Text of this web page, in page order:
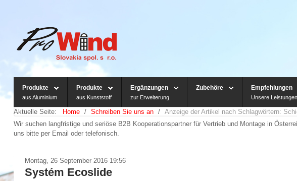
Produkte
aus Aluminium
Produkte
aus Kunststoff
Ergänzungen
zur Erweiterung
Zubehöre Empfehlungen
Unsere Leistungen
Aktuelle Seite: Home / Schreiben Sie uns an /
Anzeige der Artikel nach Schlagwörtern:
Wir suchen langfristige und seriöse B2B Kooperationspartner für Vertrieb und Montage in
uns bitte per Email oder telefonisch.
Montag, 26 September 2016 19:56
Systém Ecoslide